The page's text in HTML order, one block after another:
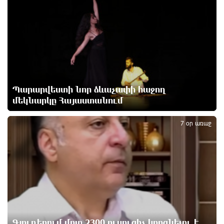
եպիսկոպոսների դեմ քրեական հետապնդումը
Սարյան փողոցի բնակարաններից մեկում
պայթյունի հետևանքով 55-ամյա տղամարդը
այրվածքներով տեղափոխվել է
«Այրվածքաբանության ազգային կենտրոն»
Սլովակիայի արևելքում արտակարգ դրություն է
հայտարարվել շոգի ալիքների պատճառով
Երթևեկության կազմակերպման փոփոխություն
տեղի կունենա
Հայաստանի հավաքականի նախկին մարզիչը
Պարարվեստի նոր ձևաչափի հաջող
մեկնարկը Հայաստանում
7 օր առաջ
2